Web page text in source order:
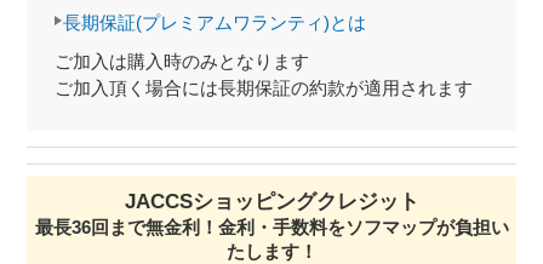
長期保証(プレミアムワランティ)とは
ご加入は購入時のみとなります
ご加入頂く場合には長期保証の約款が適用されます
JACCSショッピングクレジット
最長36回まで無金利！金利・手数料をソフマップが負担い
たします！